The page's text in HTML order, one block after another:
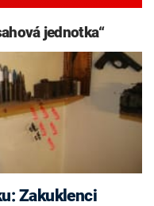
jednotka“
Zakuklenci